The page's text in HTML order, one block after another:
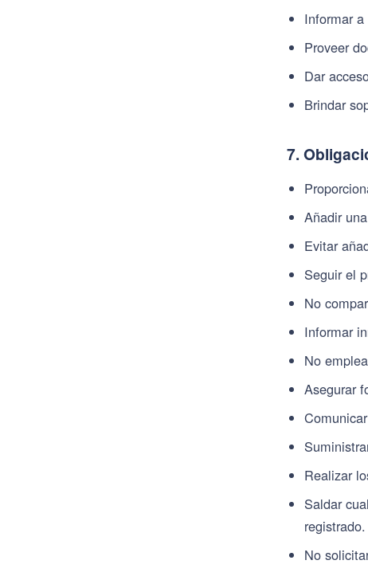
Informar
Proveer
Dar
Brindar
7.
Añadir
Evitar
Seguir el
No
Informar
No
Asegurar
Realizar
Saldar
registrado.
No